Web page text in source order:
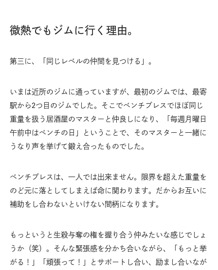
微熱でもジムに行く理由。
第三に、「同じレベルの仲間を見つける」。
いまは近所のジムに通っていますが、最初のジムでは、最寄
駅から2つ目のジムでした。そこでベンチプレスでほぼ同じ
重量を扱う居酒屋のマスターと仲良しになり、「毎週月曜日
午前中はベンチの日」ということで、そのマスターと一緒に
うなり声を挙げて鍛え合ったものでした。
ベンチプレスは、一人では出来ません。限界を超えた重量を
のど元に落としてしまえば命に関わります。だからお互いに
補助をし合わないといけない間柄になります。
もっというと生殺与奪の権を握り合う仲みたいな感じでしょ
うか（笑）。そんな緊張感を分かち合いながら、「もっと挙
がる！」「頑張って！」とサポートし合い、励まし合いなが